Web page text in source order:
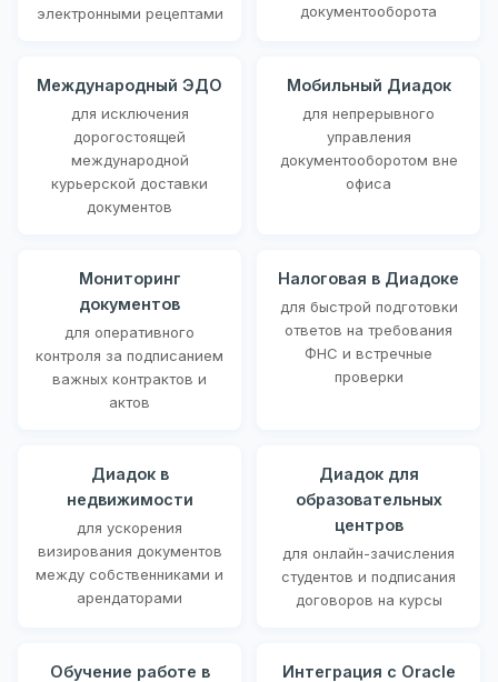
электронными рецептами
документооборота
Международный ЭДО
для исключения
дорогостоящей
международной
курьерской доставки
документов
Мобильный Диадок
для непрерывного
управления
документооборотом вне
офиса
Мониторинг
документов
для оперативного
контроля за подписанием
важных контрактов и
актов
Налоговая в Диадоке
для быстрой подготовки
ответов на требования
ФНС и встречные
проверки
Диадок в
недвижимости
для ускорения
визирования документов
между собственниками и
арендаторами
Диадок для
образовательных
центров
для онлайн-зачисления
студентов и подписания
договоров на курсы
Обучение работе в
Интеграция с Oracle